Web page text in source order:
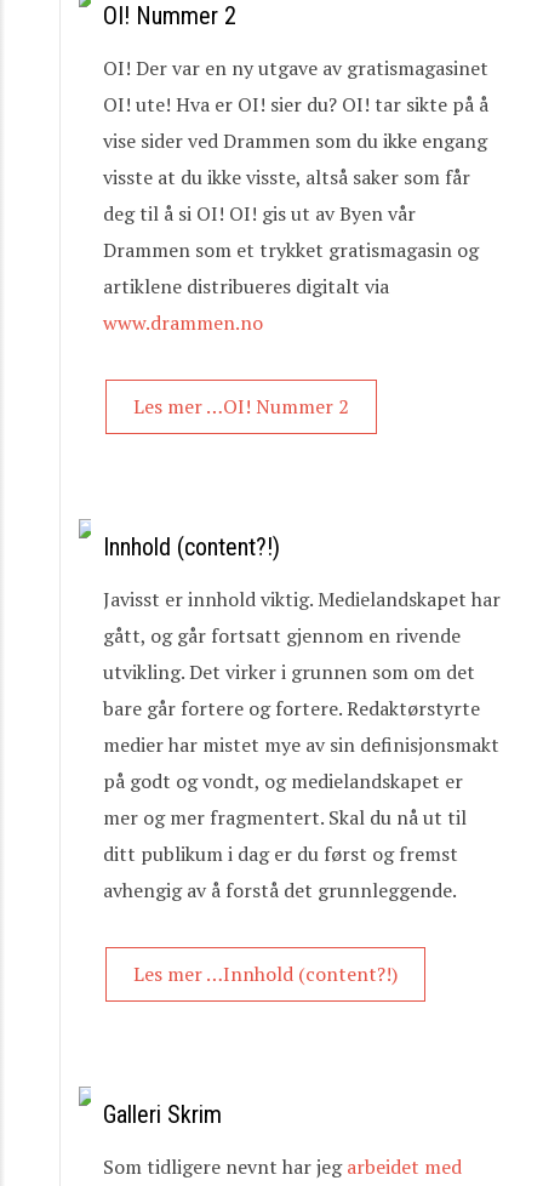
OI! Nummer 2
OI! Der var en ny utgave av gratismagasinet
OI! ute! Hva er OI! sier du? OI! tar sikte på å
vise sider ved Drammen som du ikke engang
visste at du ikke visste, altså saker som får
deg til å si OI! OI! gis ut av Byen vår
Drammen som et trykket gratismagasin og
artiklene distribueres digitalt via
www.drammen.no
Les mer …OI! Nummer 2
Innhold (content?!)
Javisst er innhold viktig. Medielandskapet har
gått, og går fortsatt gjennom en rivende
utvikling. Det virker i grunnen som om det
bare går fortere og fortere. Redaktørstyrte
medier har mistet mye av sin definisjonsmakt
på godt og vondt, og medielandskapet er
mer og mer fragmentert. Skal du nå ut til
ditt publikum i dag er du først og fremst
avhengig av å forstå det grunnleggende.
Les mer …Innhold (content?!)
Galleri Skrim
Som tidligere nevnt har jegarbeidet med